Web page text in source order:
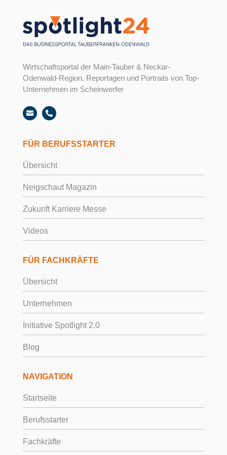
Wirtschaftsportal der Main-Tauber & Neckar-
Odenwald-Region. Reportagen und Portraits von Top-
Unternehmen im Scheinwerfer
 
FÜR BERUFSSTARTER
Übersicht
Neigschaut Magazin
Zukunft Karriere Messe
Videos
FÜR FACHKRÄFTE
Übersicht
Unternehmen
Initiative Spotlight 2.0
Blog
NAVIGATION
Startseite
Berufsstarter
Fachkräfte